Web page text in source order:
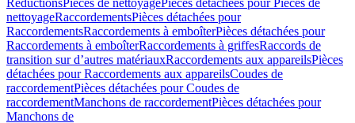
RéductionsPièces de nettoyagePièces détachées pour Pièces de
nettoyageRaccordementsPièces détachées pour
RaccordementsRaccordements à emboîterPièces détachées pour
Raccordements à emboîterRaccordements à griffesRaccords de
transition sur d’autres matériauxRaccordements aux appareilsPièces
détachées pour Raccordements aux appareilsCoudes de
raccordementPièces détachées pour Coudes de
raccordementManchons de raccordementPièces détachées pour
Manchons de